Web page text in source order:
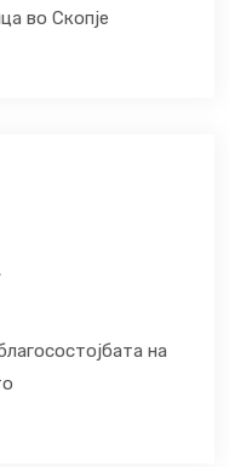
во Скопје
на